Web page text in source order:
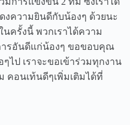
งความยินดีกับน้องๆ ด้วยนะ
ครั้งนี้ พวกเราได้ความ
ารอันดีแก่น้องๆ ขอขอบคุณ
ไป เราจะขอเข้าร่วมทุกงาน
คอนเท้นดีๆเพิ่มเติมได้ที่